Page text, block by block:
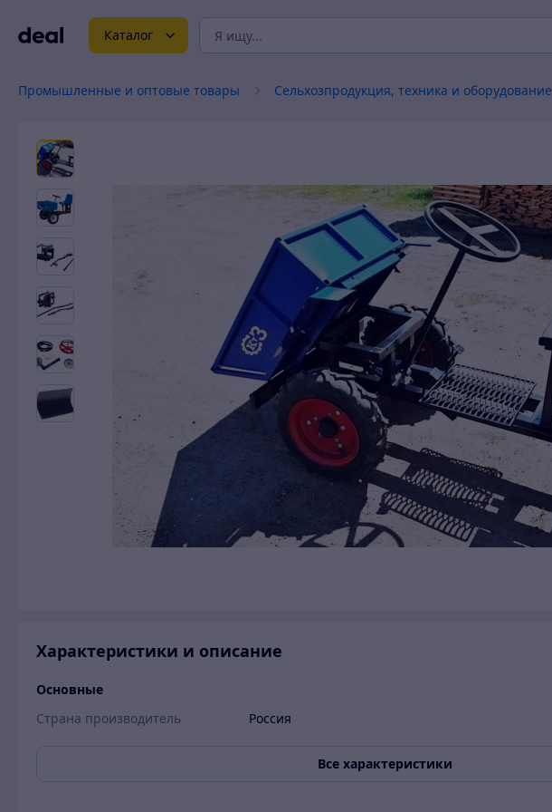
Каталог
Промышленные и оптовые товары Сельхозпродукция, техника и оборудование
Характеристики и описание
Основные
Страна производитель
Россия
Все характеристики